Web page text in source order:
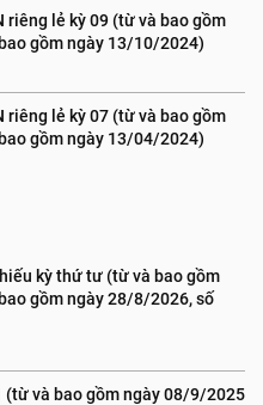
riêng lẻ kỳ 09 (từ và bao gồm
gồm ngày 13/10/2024)
riêng lẻ kỳ 07 (từ và bao gồm
gồm ngày 13/04/2024)
kỳ thứ tư (từ và bao gồm
gồm ngày 28/8/2026, số
(từ và bao gồm ngày 08/9/2025